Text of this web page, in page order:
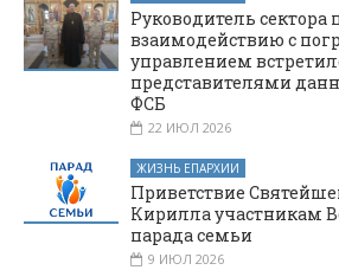
Руководитель сектора
взаимодействию с
управлением
представителями
ФСБ
22 ИЮЛ 2026
ЖИЗНЬ ЕПАРХИИ
Приветствие
Кирилла участникам
парада семьи
9 ИЮЛ 2026